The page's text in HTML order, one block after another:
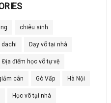
chiêu sinh
dachi Dạy võ tại nhà
Địa điểm học võ tự vệ
cân Gò Vấp Hà Nội
Học võ tại nhà